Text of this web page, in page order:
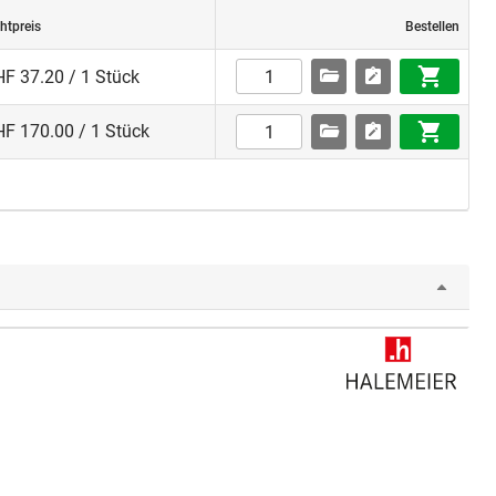
Bestellen
37.20 / 1 Stück
170.00 / 1 Stück